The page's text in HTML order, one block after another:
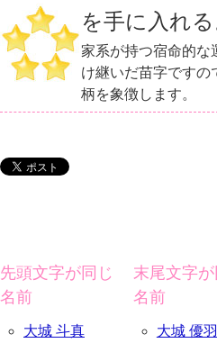
を手に入れる
家系が持つ宿命的な
け継いだ苗字ですの
柄を象徴します。
先頭文字が同じ
名前
大城 斗真
末尾文字が
名前
大城 優羽